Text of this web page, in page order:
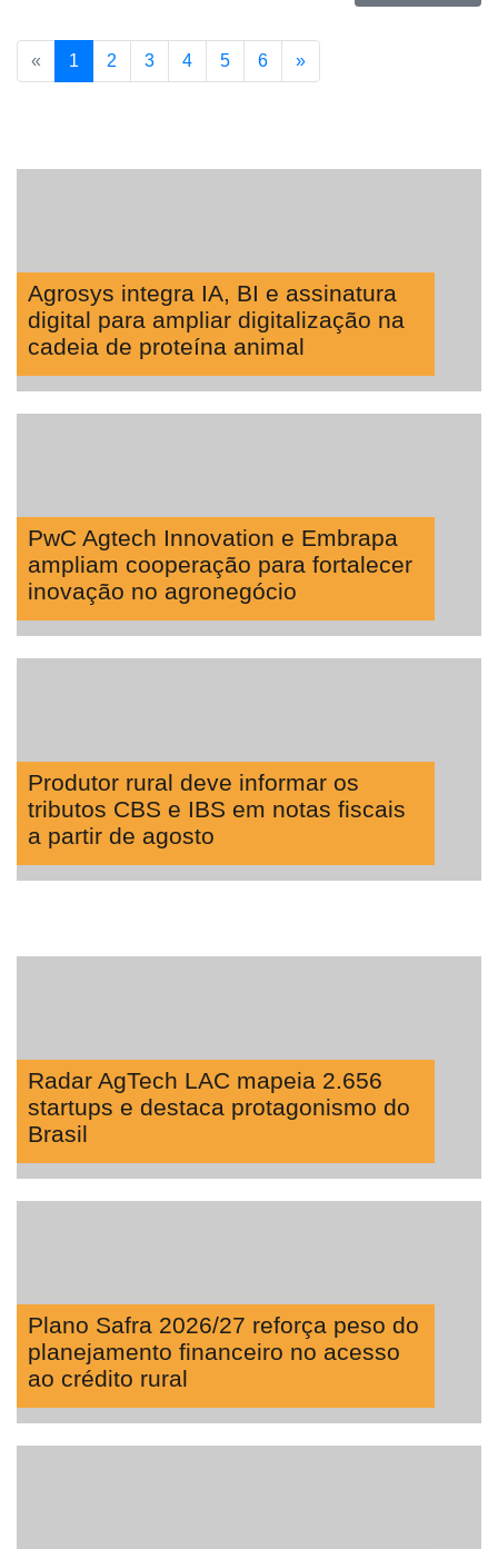
« 1 2 3 4 5 6 »
Agrosys integra IA, BI e assinatura
digital para ampliar digitalização na
cadeia de proteína animal
PwC Agtech Innovation e Embrapa
ampliam cooperação para fortalecer
inovação no agronegócio
Produtor rural deve informar os
tributos CBS e IBS em notas fiscais
a partir de agosto
Radar AgTech LAC mapeia 2.656
startups e destaca protagonismo do
Brasil
Plano Safra 2026/27 reforça peso do
planejamento financeiro no acesso
ao crédito rural